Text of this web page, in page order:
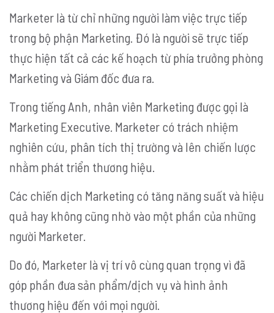
Marketer là từ chỉ những người làm việc trực tiếp
trong bộ phận Marketing. Đó là người sẽ trực tiếp
thực hiện tất cả các kế hoạch từ phía trưởng phòng
Marketing và Giám đốc đưa ra.
Trong tiếng Anh, nhân viên Marketing được gọi là
Marketing Executive. Marketer có trách nhiệm
nghiên cứu, phân tích thị trường và lên chiến lược
nhằm phát triển thương hiệu.
Các chiến dịch Marketing có tăng năng suất và hiệu
quả hay không cũng nhờ vào một phần của những
người Marketer.
Do đó, Marketer là vị trí vô cùng quan trọng vì đã
góp phần đưa sản phẩm/dịch vụ và hình ảnh
thương hiệu đến với mọi người.